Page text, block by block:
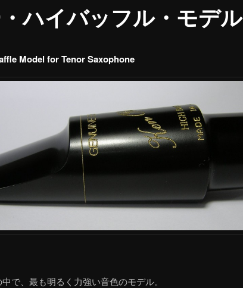
ハイバッフル・モデル
Model for Tenor Saxophone
で、最も明るく力強い音色のモデル。